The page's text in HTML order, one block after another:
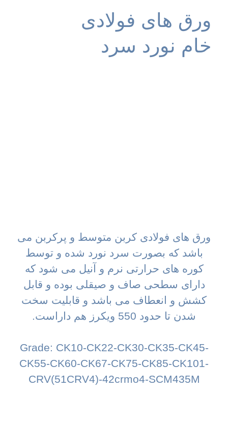
ورق های فولادی
خام نورد سرد
ورق های فولادی کربن متوسط و پرکربن می
باشد که بصورت سرد نورد شده و توسط
کوره های حرارتی نرم و آنیل می شود که
دارای سطحی صاف و صیقلی بوده و قابل
کشش و انعطاف می باشد و قابلیت سخت
شدن تا حدود 550 ویکرز هم داراست.
Grade: CK10-CK22-CK30-CK35-CK45-
CK55-CK60-CK67-CK75-CK85-CK101-
CRV(51CRV4)-42crmo4-SCM435M